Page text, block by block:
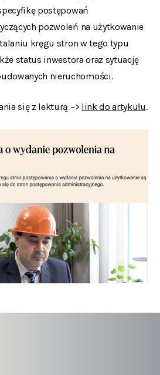
postępowań
pozwoleń na użytkowanie
kręgu stron w tego typu
status inwestora oraz sytuację
nieruchomości.
się z lekturą –> link do artykułu.